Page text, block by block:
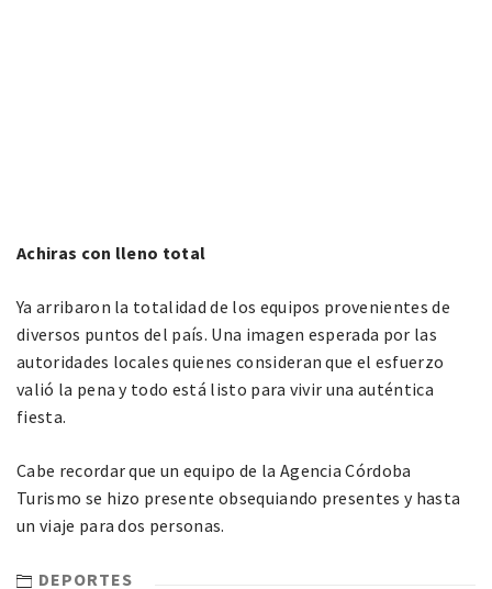
Achiras con lleno total
Ya arribaron la totalidad de los equipos provenientes de
diversos puntos del país. Una imagen esperada por las
autoridades locales quienes consideran que el esfuerzo
valió la pena y todo está listo para vivir una auténtica
fiesta.
Cabe recordar que un equipo de la Agencia Córdoba
Turismo se hizo presente obsequiando presentes y hasta
un viaje para dos personas.
DEPORTES